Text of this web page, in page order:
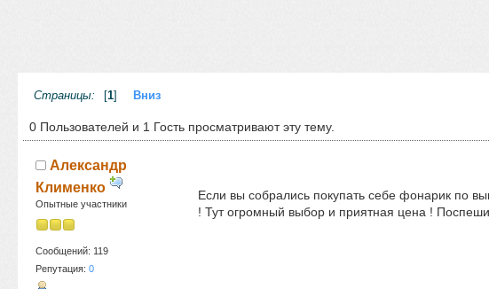
Страницы: 1 Вниз
0 Пользователей и 1 Гость просматривают эту тему.
Александр
Клименко
Опытные участники
Сообщений: 119
Репутация: 0
Если вы собрались покупать себе фонарик по
! Тут огромный выбор и приятная цена !